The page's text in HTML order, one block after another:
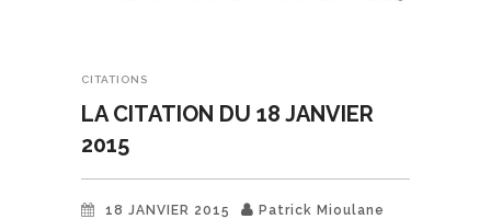
CITATIONS
LA CITATION DU 18 JANVIER
2015
18 JANVIER 2015
Patrick Mioulane